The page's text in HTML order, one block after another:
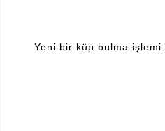
Yeni bir küp bulma işlemi